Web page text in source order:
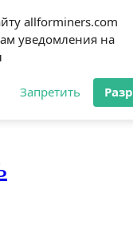
allforminers.com
уведомления на
Запретить